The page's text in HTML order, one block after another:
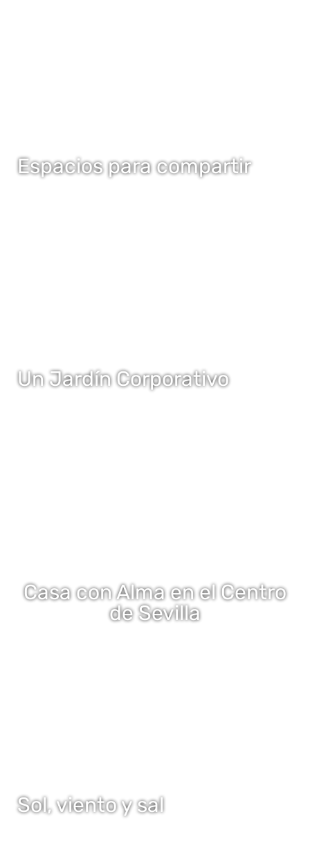
Espacios para compartir
Un Jardín Corporativo
Casa con Alma en el Centro
de Sevilla
Sol, viento y sal